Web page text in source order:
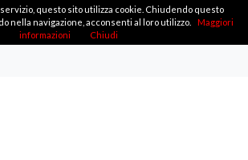
questo sito utilizza cookie. Chiudendo questo
nella navigazione, acconsenti al loro utilizzo.
Maggiori
informazioni
Chiudi